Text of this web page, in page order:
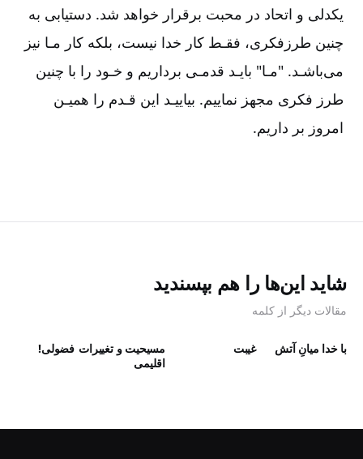
یکدلی و اتحاد در محبت برقرار خواهد شد. دستیابی به
چنین طرزفکری‌، فقـط کار خدا نیست‌، بلکه کار مـا نیز
می‌باشـد. "مـا" بایـد قدمـی برداریم و خـود را با چنین
طرز فکری مجهز نماییم‌. بیاییـد این قـدم را همیـن
امروز بر داریم‌.
شاید این‌ها را هم بپسندید
مقالات دیگر از کلمه
با خدا میانِ آتش غیبت
مسیحیت و تغییرات
اقلیمی
فضولی!